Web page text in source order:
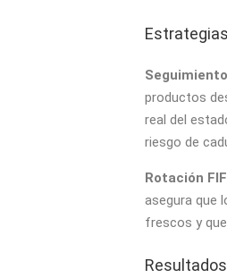
productos
real del
riesgo de
Rotación
asegura que
frescos y